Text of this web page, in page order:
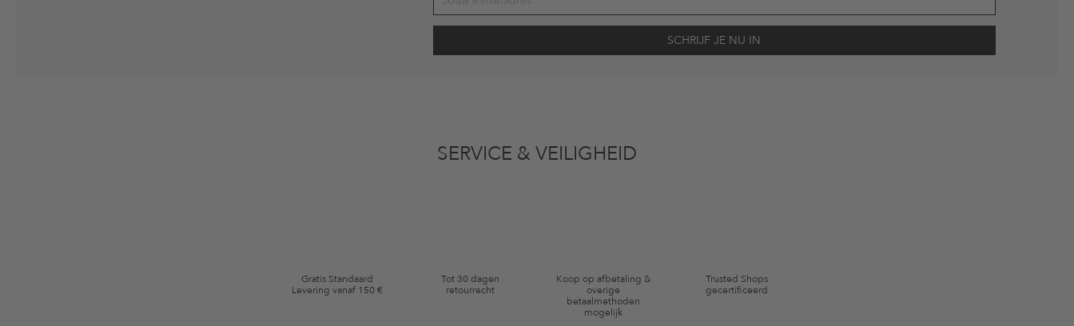
SERVICE & VEILIGHEID
Gratis Standaard
Levering vanaf 150 €
Tot 30 dagen
retourrecht
Koop op afbetaling &
overige
betaalmethoden
mogelijk
Trusted Shops
gecertificeerd